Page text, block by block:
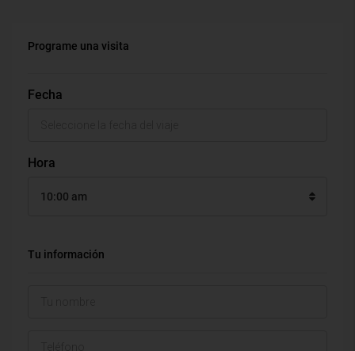
Programe una visita
Fecha
Hora
10:00 am
Tu información